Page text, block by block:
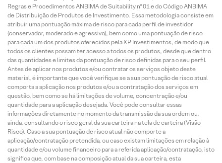
Regras e Procedimentos ANBIMA de Suitability nº 01 e do Código ANBIMA
de Distribuição de Produtos de Investimento. Essa metodologia consiste em
atribuir uma pontuação máxima de risco para cada perfil de investidor
(conservador, moderado e agressivo), bem como uma pontuação de risco
para cada um dos produtos oferecidos pela XP Investimentos, de modo que
todos os clientes possam ter acesso a todos os produtos, desde que dentro
das quantidades e limites da pontuação de risco definidas para o seu perfil.
Antes de aplicar nos produtos e/ou contratar os serviços objeto deste
material, é importante que você verifique se a sua pontuação de risco atual
comporta a aplicação nos produtos e/ou a contratação dos serviços em
questão, bem como se há limitações de volume, concentração e/ou
quantidade para a aplicação desejada. Você pode consultar essas
informações diretamente no momento da transmissão da sua ordem ou,
ainda, consultando o risco geral da sua carteira na tela de carteira (Visão
Risco). Caso a sua pontuação de risco atual não comporte a
aplicação/contratação pretendida, ou caso existam limitações em relação à
quantidade e/ou volume financeiro para a referida aplicação/contratação, isto
significa que, com base na composição atual da sua carteira, esta